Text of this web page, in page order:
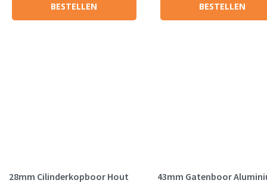
BESTELLEN BESTELLEN
28mm Cilinderkopboor Hout
43mm Gatenboor